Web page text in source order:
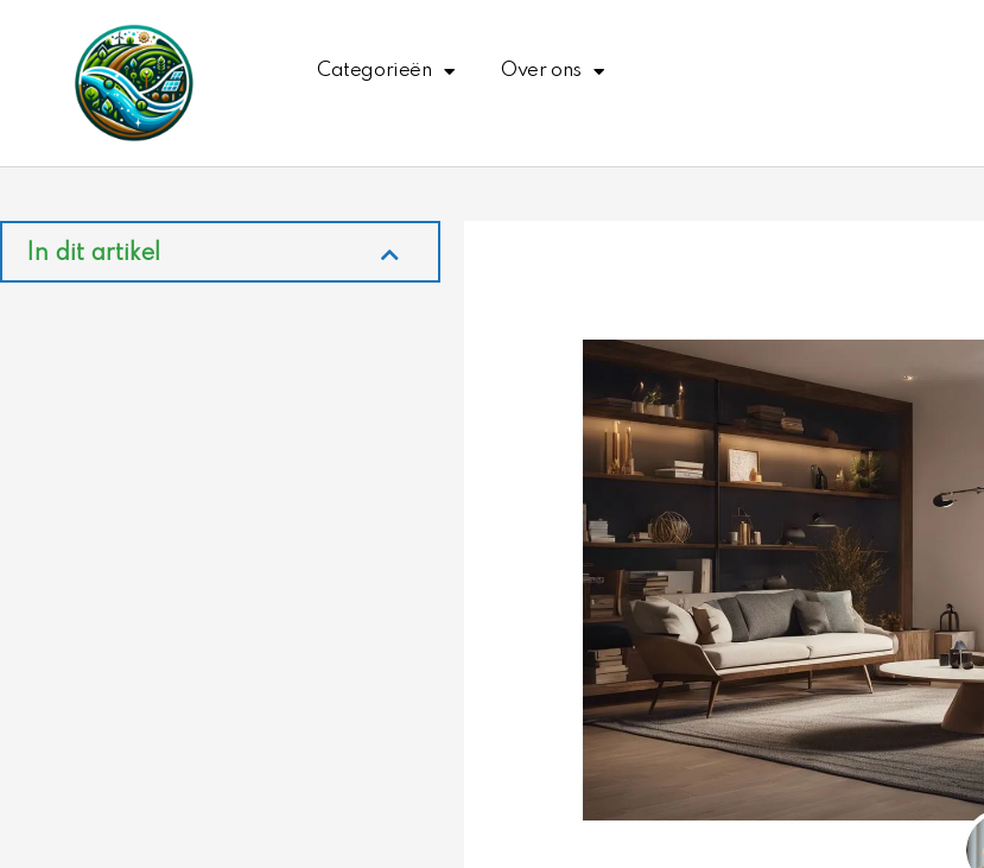
Categorieën Over ons
In dit artikel